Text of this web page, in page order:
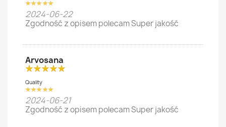
2024-06-22
Zgodność z opisem polecam Super jakość
Arvosana
Quality
2024-06-21
Zgodność z opisem polecam Super jakość